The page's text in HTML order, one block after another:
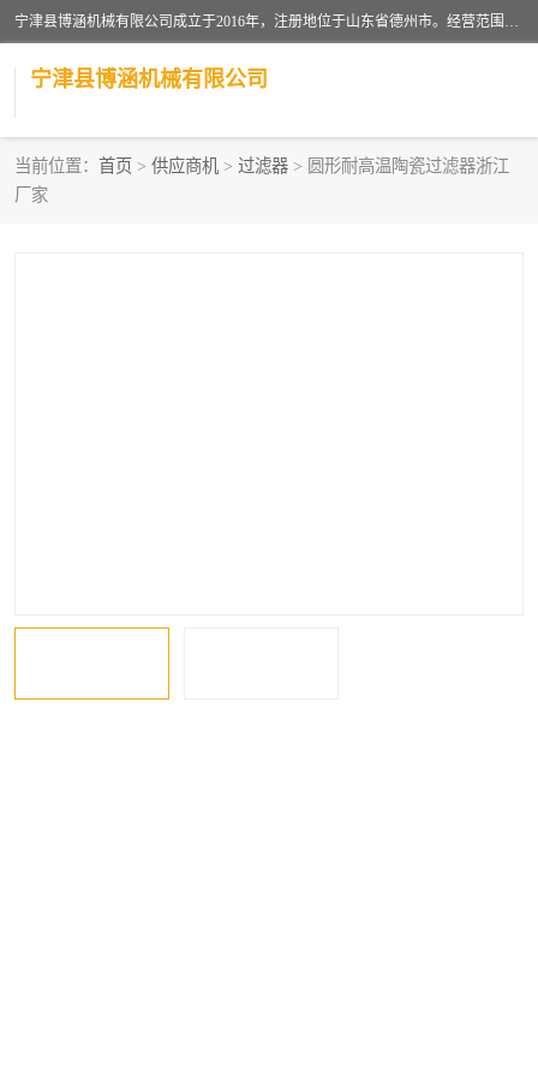
宁津县博涵机械有限公司成立于2016年，注册地位于山东省德州市。经营范围包括：机械设备研发、生产及销售，铸造用造型材料生产、销售，玻璃纤维及制品制造、销售，汽车零配件零售，机械零件、零部件加工，机械零件、零部件销售等；主要产品有：纤维过滤网,陶瓷过滤器,泡沫陶瓷过滤器,耐高温纤维过滤器,铸铁过滤器,铸铜过滤网,铸铝过滤网,铝轮毂过滤网,高效过滤网,高效陶瓷过滤网,高效纤维过滤网。
宁津县博涵机械有限公司
当前位置： 首页 > 供应商机 > 过滤器 > 圆形耐高温陶瓷过滤器浙江
厂家